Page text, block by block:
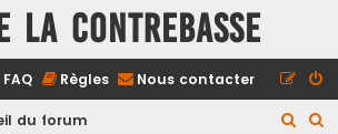
LA CONTREBASSE
FAQ Règles Nous contacter
du forum